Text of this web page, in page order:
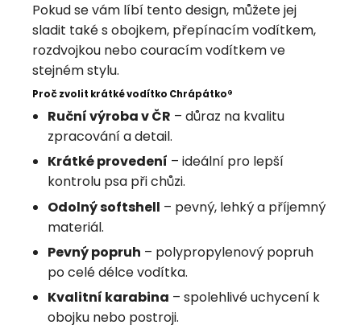
Pokud se vám líbí tento design, můžete jej
sladit také s obojkem, přepínacím vodítkem,
rozdvojkou nebo couracím vodítkem ve
stejném stylu.
Proč zvolit krátké vodítko Chrápátko®
Ruční výroba v ČR – důraz na kvalitu
zpracování a detail.
Krátké provedení – ideální pro lepší
kontrolu psa při chůzi.
Odolný softshell – pevný, lehký a příjemný
materiál.
Pevný popruh – polypropylenový popruh
po celé délce vodítka.
Kvalitní karabina – spolehlivé uchycení k
obojku nebo postroji.